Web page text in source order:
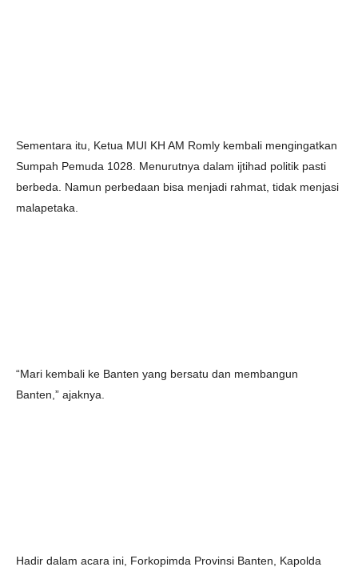
Sementara itu, Ketua MUI KH AM Romly kembali mengingatkan
Sumpah Pemuda 1028. Menurutnya dalam ijtihad politik pasti
berbeda. Namun perbedaan bisa menjadi rahmat, tidak menjasi
malapetaka.
“Mari kembali ke Banten yang bersatu dan membangun
Banten,” ajaknya.
Hadir dalam acara ini, Forkopimda Provinsi Banten, Kapolda